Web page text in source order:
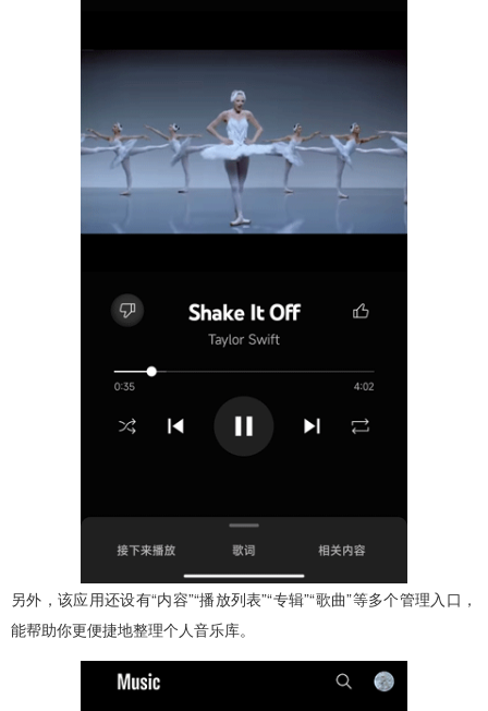
另外，该应用还设有“内容”“播放列表”“专辑”“歌曲”等多个管理入口，
能帮助你更便捷地整理个人音乐库。